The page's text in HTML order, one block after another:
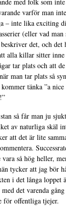
varför man
– inte lika exciting
(eller vad
det, och det
alla killar sitter
tar plats och att
man tar plats så
tänka ”a
så får man ju
av naturliga skäl
att det är lite
så hög heller,
tycker att jag bör
i det långa loppet
det varenda
för offentliga tjejer.